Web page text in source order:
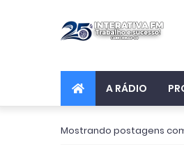
A RÁDIO
Mostrando postagens